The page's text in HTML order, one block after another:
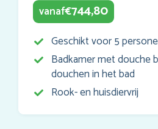
vanaf€744,80
Geschikt voor 5
Badkamer met douche
douchen in het bad
Rook- en huisdiervrij